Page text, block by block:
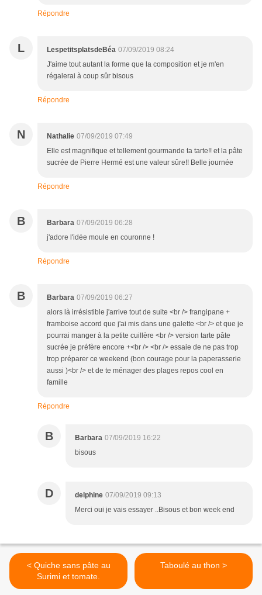
Répondre
L LespetitsplatsdeBéa 07/09/2019 08:24
J'aime tout autant la forme que la composition et je m'en
régalerai à coup sûr bisous
Répondre
N Nathalie 07/09/2019 07:49
Elle est magnifique et tellement gourmande ta tarte!! et la pâte
sucrée de Pierre Hermé est une valeur sûre!! Belle journée
Répondre
B Barbara 07/09/2019 06:28
j'adore l'idée moule en couronne !
Répondre
B Barbara 07/09/2019 06:27
alors là irrésistible j'arrive tout de suite <br /> frangipane +
framboise accord que j'ai mis dans une galette <br /> et que je
pourrai manger à la petite cuillère <br /> version tarte pâte
sucrée je préfère encore +<br /> <br /> essaie de ne pas trop
trop préparer ce weekend (bon courage pour la paperasserie
aussi )<br /> et de te ménager des plages repos cool en
famille
Répondre
B Barbara 07/09/2019 16:22
bisous
D delphine 07/09/2019 09:13
Merci oui je vais essayer ..Bisous et bon week end
< Quiche sans pâte au
Surimi et tomate.
Taboulé au thon >